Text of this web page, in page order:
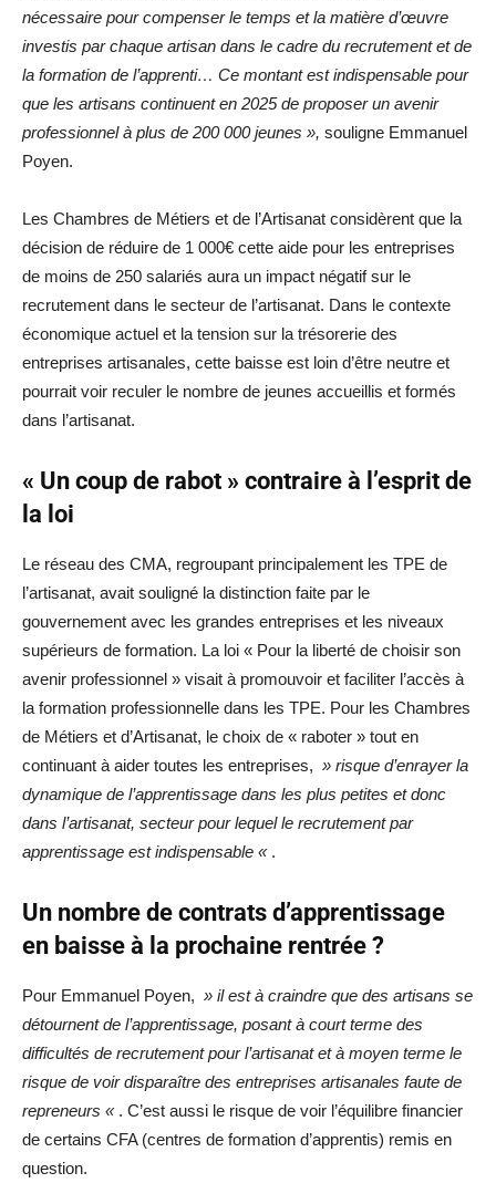
nécessaire pour compenser le temps et la matière d’œuvre
investis par chaque artisan dans le cadre du recrutement et de
la formation de l’apprenti… Ce montant est indispensable pour
que les artisans continuent en 2025 de proposer un avenir
professionnel à plus de 200 000 jeunes », souligne Emmanuel
Poyen.
Les Chambres de Métiers et de l’Artisanat considèrent que la
décision de réduire de 1 000€ cette aide pour les entreprises
de moins de 250 salariés aura un impact négatif sur le
recrutement dans le secteur de l’artisanat. Dans le contexte
économique actuel et la tension sur la trésorerie des
entreprises artisanales, cette baisse est loin d’être neutre et
pourrait voir reculer le nombre de jeunes accueillis et formés
dans l’artisanat.
« Un coup de rabot » contraire à l’esprit de
la loi
Le réseau des CMA, regroupant principalement les TPE de
l’artisanat, avait souligné la distinction faite par le
gouvernement avec les grandes entreprises et les niveaux
supérieurs de formation. La loi « Pour la liberté de choisir son
avenir professionnel » visait à promouvoir et faciliter l’accès à
la formation professionnelle dans les TPE. Pour les Chambres
de Métiers et d’Artisanat, le choix de « raboter » tout en
continuant à aider toutes les entreprises, » risque d’enrayer la
dynamique de l’apprentissage dans les plus petites et donc
dans l’artisanat, secteur pour lequel le recrutement par
apprentissage est indispensable « .
Un nombre de contrats d’apprentissage
en baisse à la prochaine rentrée ?
Pour Emmanuel Poyen, » il est à craindre que des artisans se
détournent de l’apprentissage, posant à court terme des
difficultés de recrutement pour l’artisanat et à moyen terme le
risque de voir disparaître des entreprises artisanales faute de
repreneurs « . C’est aussi le risque de voir l’équilibre financier
de certains CFA (centres de formation d’apprentis) remis en
question.